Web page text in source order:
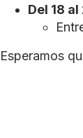
Del 18
Esperamos